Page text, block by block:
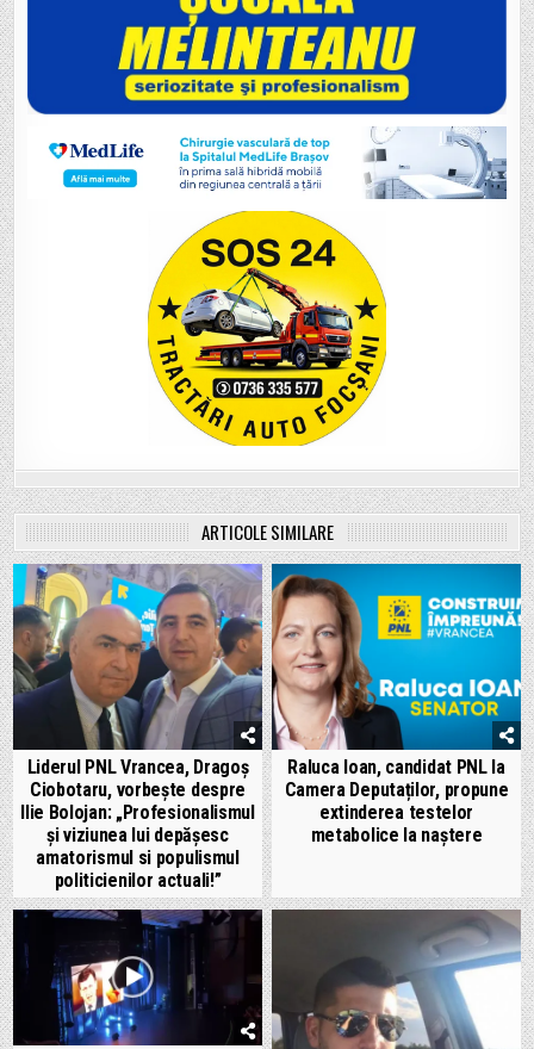
ARTICOLE SIMILARE
Liderul PNL Vrancea, Dragoș
Ciobotaru, vorbește despre
Ilie Bolojan: „Profesionalismul
și viziunea lui depășesc
amatorismul si populismul
politicienilor actuali!”
Raluca Ioan, candidat PNL la
Camera Deputaților, propune
extinderea testelor
metabolice la naștere